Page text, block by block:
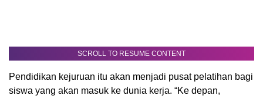
SCROLL TO RESUME CONTENT
Pendidikan kejuruan itu akan menjadi pusat pelatihan bagi
siswa yang akan masuk ke dunia kerja. “Ke depan,